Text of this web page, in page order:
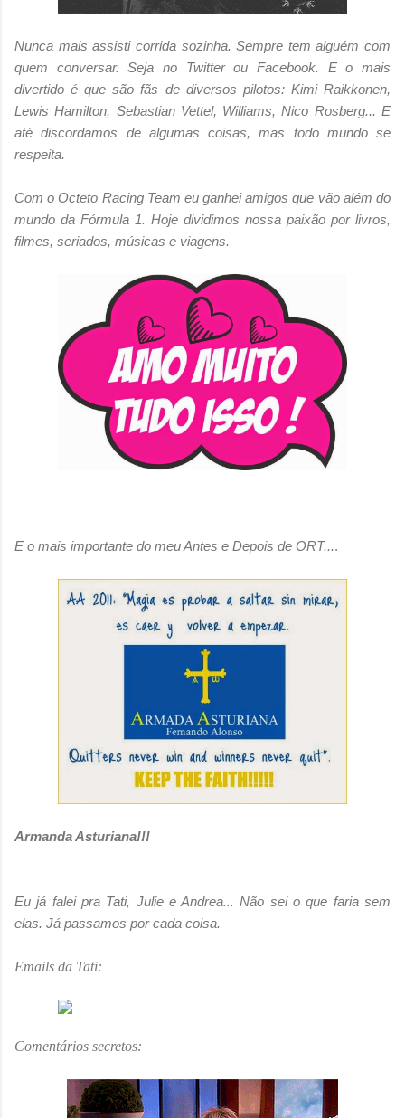
Nunca mais assisti corrida sozinha. Sempre tem alguém com
quem conversar. Seja no Twitter ou Facebook. E o mais
divertido é que são fãs de diversos pilotos: Kimi Raikkonen,
Lewis Hamilton, Sebastian Vettel, Williams, Nico Rosberg... E
até discordamos de algumas coisas, mas todo mundo se
respeita.
Com o Octeto Racing Team eu ganhei amigos que vão além do
mundo da Fórmula 1. Hoje dividimos nossa paixão por livros,
filmes, seriados, músicas e viagens.
E o mais importante do meu Antes e Depois de ORT....
Armanda Asturiana!!!
Eu já falei pra Tati, Julie e Andrea... Não sei o que faria sem
elas. Já passamos por cada coisa.
Emails da Tati:
Comentários secretos: